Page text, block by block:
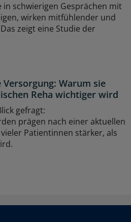
schwierigen Gesprächen mit
wirken mitfühlender und
zeigt eine Studie der
Warum sie
Reha wichtiger wird
gefragt:
prägen nach einer aktuellen
Patientinnen stärker, als